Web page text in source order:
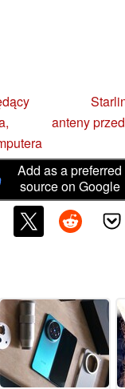
anteny
Add as a preferred
source on Google